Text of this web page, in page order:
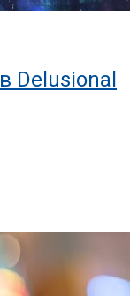
Delusional